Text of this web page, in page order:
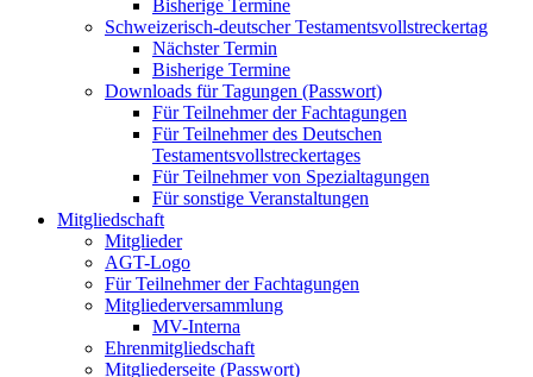
Bisherige Termine
Schweizerisch-deutscher Testamentsvollstreckertag
Nächster Termin
Bisherige Termine
Downloads für Tagungen (Passwort)
Für Teilnehmer der Fachtagungen
Für Teilnehmer des Deutschen
Testamentsvollstreckertages
Für Teilnehmer von Spezialtagungen
Für sonstige Veranstaltungen
Mitgliedschaft
Mitglieder
AGT-Logo
Für Teilnehmer der Fachtagungen
Mitgliederversammlung
MV-Interna
Ehrenmitgliedschaft
Mitgliederseite (Passwort)